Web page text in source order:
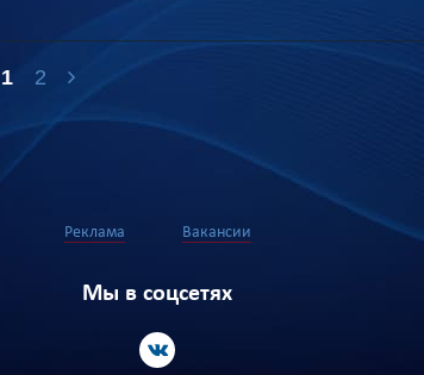
1 2
Реклама Вакансии
Мы в соцсетях